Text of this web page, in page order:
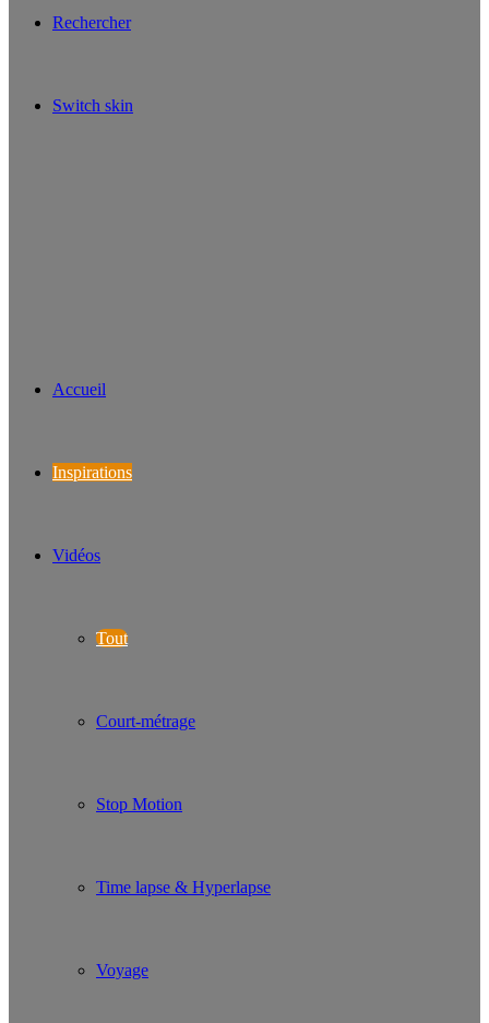
Rechercher
Switch skin
Accueil
Inspirations
Vidéos
Tout
Court-métrage
Stop Motion
Time lapse & Hyperlapse
Voyage